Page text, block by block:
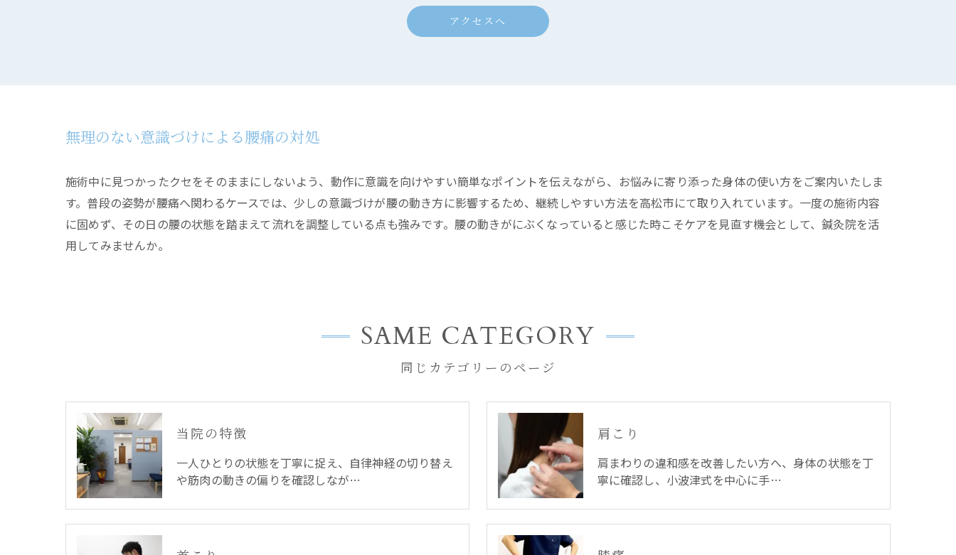
アクセスへ
無理のない意識づけによる腰痛の対処
施術中に見つかったクセをそのままにしないよう、動作に意識を向けやすい簡単なポイントを伝えながら、お悩みに寄り添った身体の使い方をご案内いたしま
す。普段の姿勢が腰痛へ関わるケースでは、少しの意識づけが腰の動き方に影響するため、継続しやすい方法を高松市にて取り入れています。一度の施術内容
に固めず、その日の腰の状態を踏まえて流れを調整している点も強みです。腰の動きがにぶくなっていると感じた時こそケアを見直す機会として、鍼灸院を活
用してみませんか。
同じカテゴリーのページ
SAME CATEGORY
当院の特徴
一人ひとりの状態を丁寧に捉え、自律神経の切り替え
や筋肉の動きの偏りを確認しなが…
肩こり
肩まわりの違和感を改善したい方へ、身体の状態を丁
寧に確認し、小波津式を中心に手…